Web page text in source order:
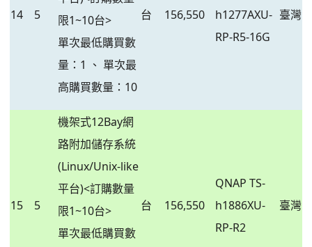
14 5
限1~10台>
單次最低購買數
量：1 、 單次最
高購買數量：10
台 156,550
h1277AXU-
RP-R5-16G
臺灣
15 5
機架式12Bay網
路附加儲存系統
(Linux/Unix-like
平台)<訂購數量
限1~10台>
單次最低購買數
台 156,550
QNAP TS-
h1886XU-
RP-R2
臺灣